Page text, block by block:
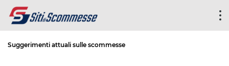
Suggerimenti attuali sulle scommesse